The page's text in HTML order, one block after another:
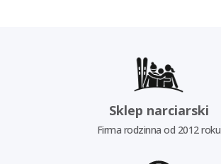
Sklep narciarski
Firma rodzinna od 2012 roku